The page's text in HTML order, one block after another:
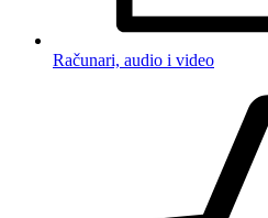
Računari, audio i video